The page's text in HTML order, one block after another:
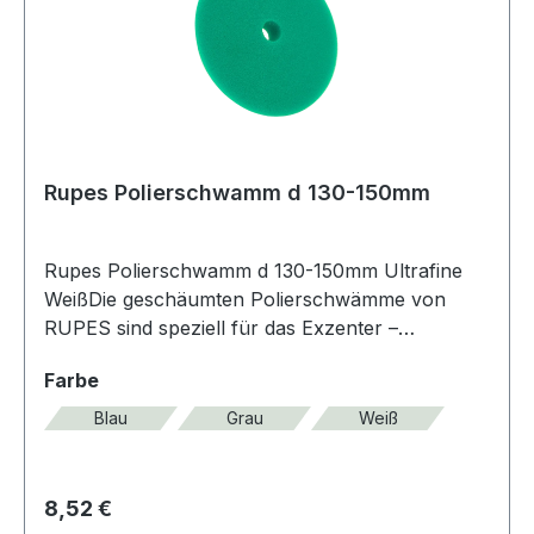
mmKleinpackungStückMaterialSchaumPackungs
inhalt2Produktfarbegrün, orange, schwarz,
blauProduktformPolierscheibe,
PadSubanwendungsbereicheAusschleifen von
Rupes Polierschwamm d 130-150mm
Rupes Polierschwamm d 130-150mm Ultrafine
WeißDie geschäumten Polierschwämme von
RUPES sind speziell für das Exzenter –
Ergebnisse mit erheblicher Zeitersparnis und
reduziertem Pastenverbrauch. Die Bewegung
Polierschwamm und sorgt für eine Erhöhung der
Innentemperatur. Die innovative Struktur der
Farbeauswählen
Blau Grau Weiß
Regulärer Preis:
8,52 €